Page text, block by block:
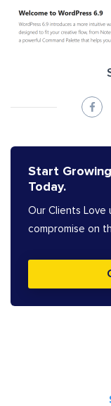
Start
Today.
Our Clients Love
compromise on